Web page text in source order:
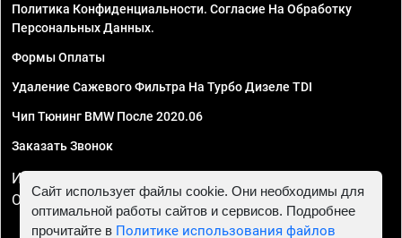
Политика Конфиденциальности. Согласие На Обработку
Персональных Данных.
Формы Оплаты
Удаление Сажевого Фильтра На Турбо Дизеле TDI
Чип Тюнинг BMW После 2020.06
Заказать Звонок
ИП Смирнов Георгий Павлович. ИНН 781302555843,
ОГРНИП 324470400032610
Сайт использует файлы cookie. Они необходимы для
оптимальной работы сайтов и сервисов. Подробнее
прочитайте в Политике использования файлов